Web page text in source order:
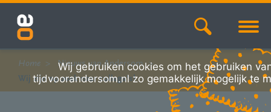
Home
Nieuws van Andersom
Wij zijn op zoek naar collega’s!
Wij gebruiken cookies om het gebruiken
tijdvoorandersom.nl zo gemakkelijk mogelijk te